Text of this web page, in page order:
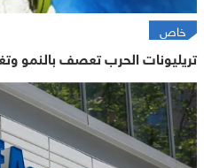
خاص
تريليونات الحرب تعصف بالنمو